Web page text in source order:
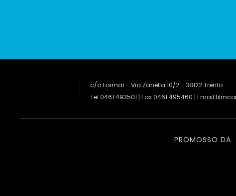
c/o Format - Via Zanella 10/2 - 38122 Trento
Tel 0461.493501 | Fax 0461.495460 | Email
PROMOSSO DA